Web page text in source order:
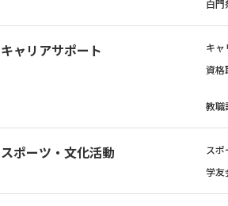
白門
キャリアサポート キャ
資格
教職
スポーツ・文化活動 ス
学友